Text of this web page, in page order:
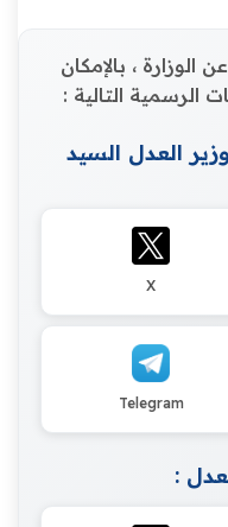
الوزارة ، بالإمكان
الرسمية التالية :
العدل السيد
X
Telegram
: